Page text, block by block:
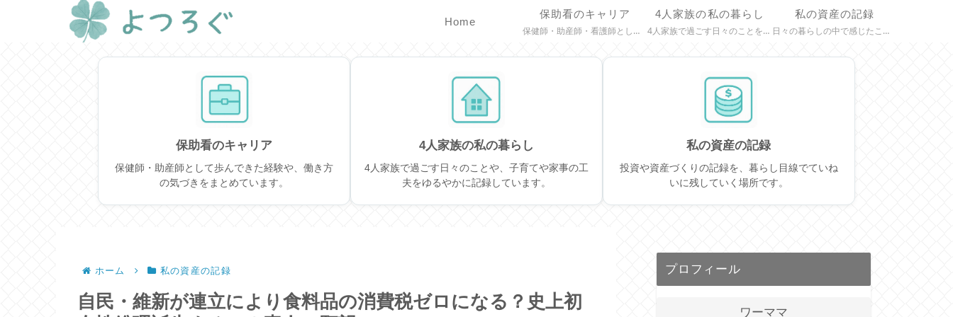
Home
保助看のキャリア
保健師・助産師・看護師として歩んできた経験や、働き方の気づきをまとめています。 現場で感じたこと、学び続ける中で得た視点、キャリアの選択肢などを、 同じ道を歩く人にも届くよう、記録を残していきます。
4人家族の私の暮らし
4人家族で過ごす日々のことを、ゆるやかにまとめています。 子どもとの時間、家事や暮らしの工夫、ちいさな喜びや気づきなど、 わが家の“今”をそっと記録していく場所です。
私の資産の記録
日々の暮らしの中で感じたことや、わが家の資産づくりの記録をまとめています。 専門家ではないからこそ書ける、等身大の気づきや学びを大切にしながら、 “無理なく続けられる投資”を中心に、心の動きや工夫も記録として残していく場所です。
保助看のキャリア
保健師・助産師として歩んできた経験や、働き方
の気づきをまとめています。
4人家族の私の暮らし
4人家族で過ごす日々のことや、子育てや家事の工
夫をゆるやかに記録しています。
私の資産の記録
投資や資産づくりの記録を、暮らし目線でていね
いに残していく場所です。
ホーム 私の資産の記録
自民・維新が連立により食料品の消費税ゼロになる？史上初
プロフィール
ワーママ